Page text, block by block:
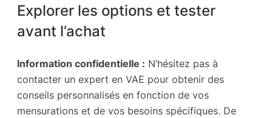
Explorer les options et tester
avant l’achat
Information confidentielle : N’hésitez pas à
contacter un expert en VAE pour obtenir des
conseils personnalisés en fonction de vos
mensurations et de vos besoins spécifiques. De